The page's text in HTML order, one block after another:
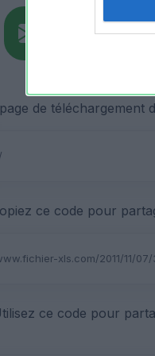
de téléchargement
ce code pour
ce code pour